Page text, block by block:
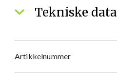
Tekniske data
Artikkelnummer